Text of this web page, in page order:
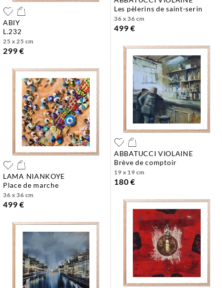
ABIY
l.232
25 x 25 cm
299 €
les pèlerins de saint-serin
36 x 36 cm
499 €
LAMA NIANKOYE
place de marche
36 x 36 cm
499 €
ABBATUCCI VIOLAINE
brève de comptoir
19 x 19 cm
180 €